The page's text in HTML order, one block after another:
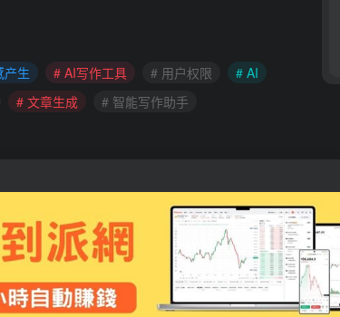
产生 # AI写作工具 # 用户权限
# AI
# 文章生成 # 智能写作助手